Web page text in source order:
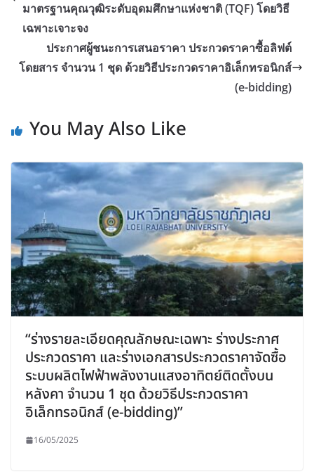
มาตรฐานคุณวุฒิระดับอุดมศึกษาแห่งชาติ (TQF) โดยวิธี
เฉพาะเจาะจง
ประกาศผู้ชนะการเสนอราคา ประกวดราคาซื้อลิฟต์
โดยสาร จำนวน 1 ชุด ด้วยวิธีประกวดราคาอิเล็กทรอนิกส์
(e-bidding)
You May Also Like
“ร่างรายละเอียดคุณลักษณะเฉพาะ ร่างประกาศ
ประกวดราคา และร่างเอกสารประกวดราคาจัดซื้อ
ระบบผลิตไฟฟ้าพลังงานแสงอาทิตย์ติดตั้งบน
หลังคา จำนวน 1 ชุด ด้วยวิธีประกวดราคา
อิเล็กทรอนิกส์ (e-bidding)”
16/05/2025